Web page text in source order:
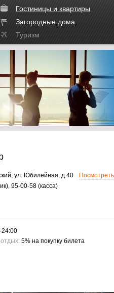
Гостиницы и квартиры
Загородные дома
Туризм
ул. Юбилейная, д.40
95-00-58 (касса)
24:00
5% на покупку билета